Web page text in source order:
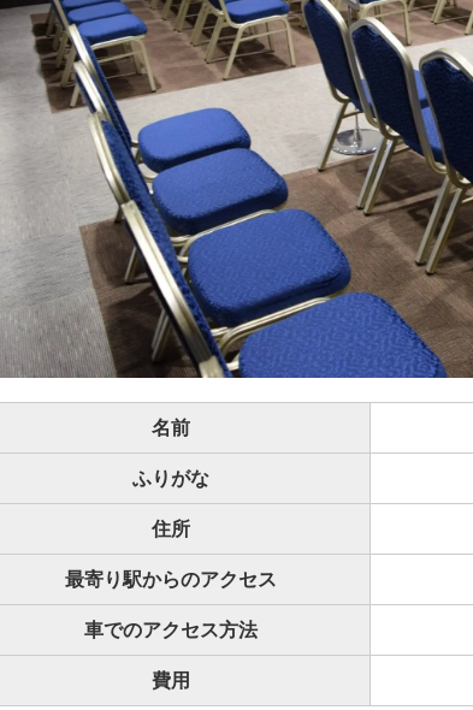
名前
ふりがな
住所
最寄り駅からのアクセス
車でのアクセス方法
費用